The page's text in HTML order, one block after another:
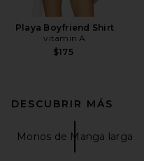
Playa Boyfriend Shirt
vitamin A
$175
DESCUBRIR MÁS
Monos de Manga larga